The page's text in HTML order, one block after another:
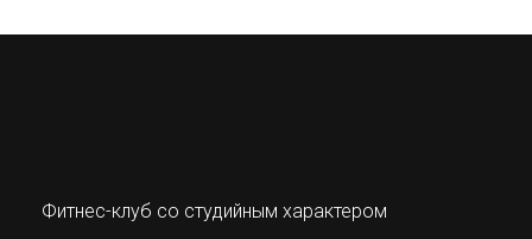
Фитнес-клуб со студийным характером